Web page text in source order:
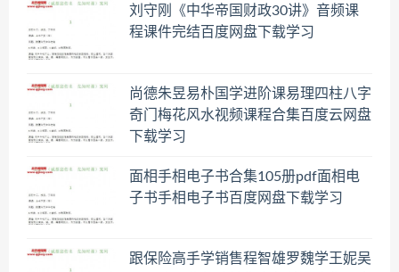
刘守刚《中华帝国财政30讲》音频课
程课件完结百度网盘下载学习
尚德朱昱易朴国学进阶课易理四柱八字
奇门梅花风水视频课程合集百度云网盘
下载学习
面相手相电子书合集105册pdf面相电
子书手相电子书百度网盘下载学习
跟保险高手学销售程智雄罗魏学王妮吴